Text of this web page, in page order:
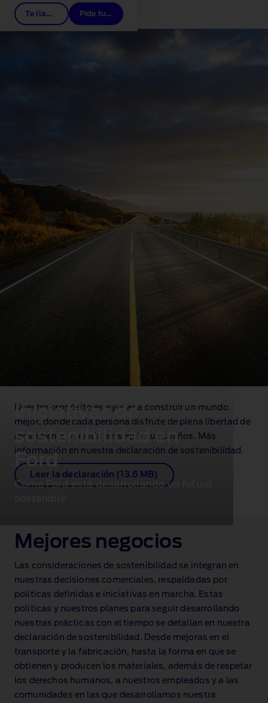
Te llamamos Pide tu prueba
Iniciativas de
sostenibilidad en
Ford
Cómo Ford está desarrollando un futuro
Nuestro propósito es ayudar a construir un mundo
mejor, donde cada persona disfrute de plena libertad de
movimiento y pueda perseguir sus sueños. Más
información en nuestra declaración de sostenibilidad.
Leer la declaración (13.6 MB)
Mejores negocios
Las consideraciones de sostenibilidad se integran en
nuestras decisiones comerciales, respaldadas por
políticas definidas e iniciativas en marcha. Estas
políticas y nuestros planes para seguir desarrollando
nuestras prácticas con el tiempo se detallan en nuestra
declaración de sostenibilidad. Desde mejoras en el
transporte y la fabricación, hasta la forma en que se
obtienen y producen los materiales, además de respetar
los derechos humanos, a nuestros empleados y a las
comunidades en las que desarrollamos nuestra